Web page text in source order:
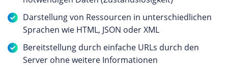
Darstellung von Ressourcen in unterschiedlichen
Sprachen wie HTML, JSON oder XML
Bereitstellung durch einfache URLs durch den
Server ohne weitere Informationen